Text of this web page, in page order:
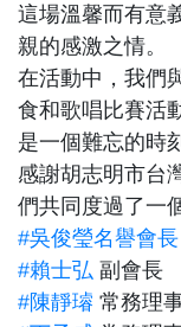
這場溫馨而有意
親的感激之情。
在活動中，我們
食和歌唱比賽活
是一個難忘的時
感謝胡志明市台
們共同度過了一
#吳俊瑩名譽會長
#賴士弘 副會長
#陳靜璿 常務理